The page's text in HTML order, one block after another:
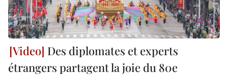
Des diplomates et experts
étrangers partagent la joie du 80e